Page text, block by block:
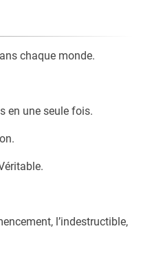
chaque monde.
en une seule fois.
l’indestructible,